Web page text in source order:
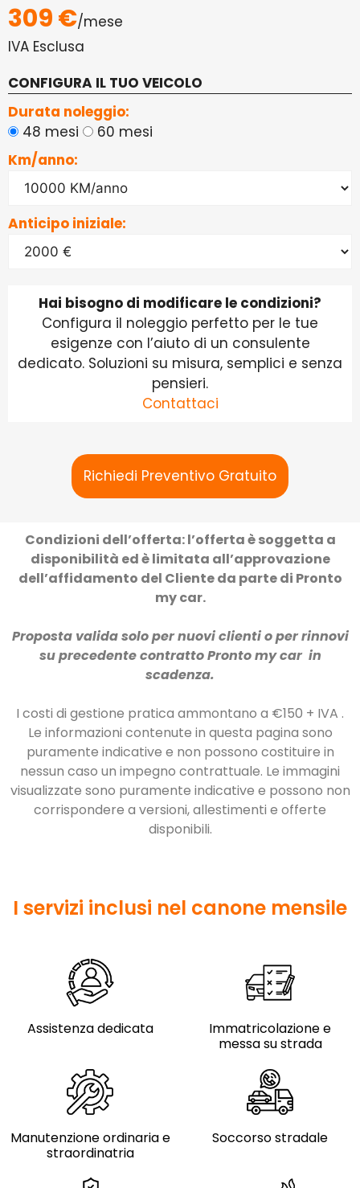
309 €/mese
IVA Esclusa
CONFIGURA IL TUO VEICOLO
Durata noleggio:
48 mesi
60 mesi
Km/anno:
Anticipo iniziale:
Hai bisogno di modificare le condizioni?
Configura il noleggio perfetto per le tue
esigenze con l’aiuto di un consulente
dedicato. Soluzioni su misura, semplici e senza
pensieri.
Contattaci
Richiedi Preventivo Gratuito
Condizioni dell’offerta: l’offerta è soggetta a
disponibilità ed è limitata all’approvazione
dell’affidamento del Cliente da parte di Pronto
my car.
Proposta valida solo per nuovi clienti o per rinnovi
su precedente contratto Pronto my car in
scadenza.
I costi di gestione pratica ammontano a €150 + IVA .
Le informazioni contenute in questa pagina sono
puramente indicative e non possono costituire in
nessun caso un impegno contrattuale. Le immagini
visualizzate sono puramente indicative e possono non
corrispondere a versioni, allestimenti e offerte
disponibili.
I servizi inclusi nel canone mensile
Assistenza dedicata
Immatricolazione e
messa su strada
Manutenzione ordinaria e
straordinatria
Soccorso stradale